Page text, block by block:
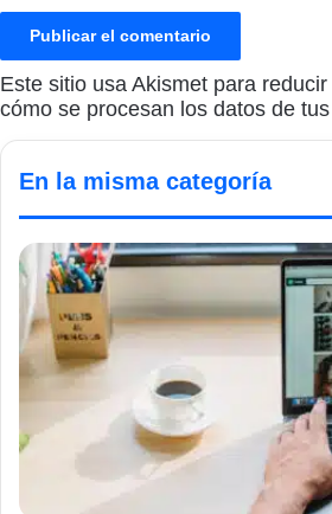
Este sitio usa Akismet para
cómo se procesan los datos de
En la misma categoría